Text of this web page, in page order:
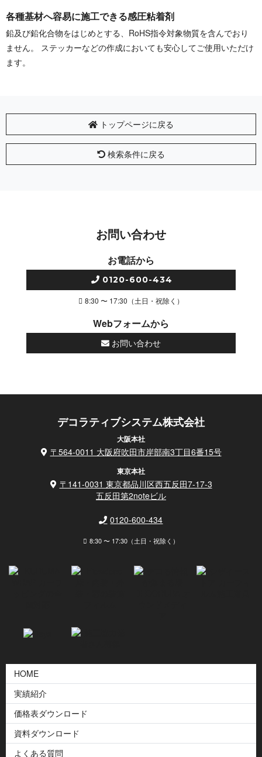
各種基材へ容易に施工できる感圧粘着剤
鉛及び鉛化合物をはじめとする、RoHS指令対象物質を含んでおり
ません。 ステッカーなどの作成においても安心してご使用いただけ
ます。
トップページに戻る
検索条件に戻る
お問い合わせ
お電話から
0120-600-434
8:30 〜 17:30（土日・祝除く）
Webフォームから
お問い合わせ
デコラティブシステム株式会社
大阪本社
〒564-0011 大阪府吹田市岸部南3丁目6番15号
東京本社
〒141-0031 東京都品川区西五反田7-17-3
五反田第2noteビル
0120-600-434
8:30 〜 17:30（土日・祝除く）
HOME
実績紹介
価格表ダウンロード
資料ダウンロード
よくある質問